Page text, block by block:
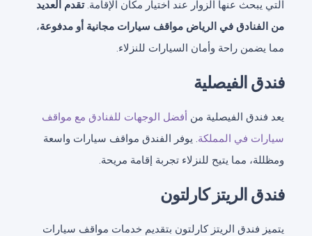
التي يبحث عنها الزوار عند اختيار مكان الإقامة.تقدم العديد
من الفنادق في الرياض مواقف سيارات مجانية أو مدفوعة،
مما يضمن راحة وأمان السيارات للنزلاء.
فندق الفيصلية
يعد فندق الفيصلية من أفضل الوجهات للفنادق مع مواقف
سيارات في المملكة. يوفر الفندق مواقف سيارات واسعة
ومظللة، مما يتيح للنزلاء تجربة إقامة مريحة.
فندق الريتز كارلتون
يتميز فندق الريتز كارلتون بتقديم خدمات مواقف سيارات